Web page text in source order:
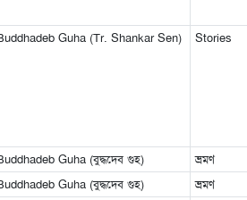
Guha (Tr. Shankar Sen) Stories
Guha (বুদ্ধদেব গুহ) ভ্রমণ
Guha (বুদ্ধদেব গুহ) ভ্রমণ